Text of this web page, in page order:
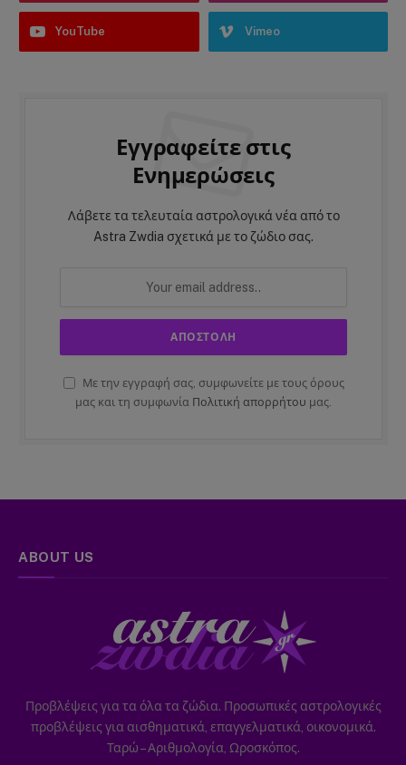
YouTube Vimeo
Εγγραφείτε στις
Ενημερώσεις
Λάβετε τα τελευταία αστρολογικά νέα από το
Astra Zwdia σχετικά με το ζώδιο σας.
Με την εγγραφή σας, συμφωνείτε με τους όρους
μας και τη συμφωνία Πολιτική απορρήτου μας.
ABOUT US
Προβλέψεις για τα όλα τα ζώδια. Προσωπικές αστρολογικές
προβλέψεις για αισθηματικά, επαγγελματικά, οικονομικά.
Ταρώ – Αριθμολογία, Ωροσκόπος.